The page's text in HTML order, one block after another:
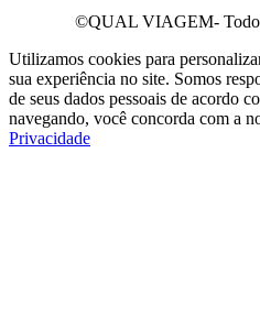
©QUAL VIAGEM-
Utilizamos cookies para
sua experiência no site. Somos
de seus dados pessoais de acordo
navegando, você concorda com a
Privacidade